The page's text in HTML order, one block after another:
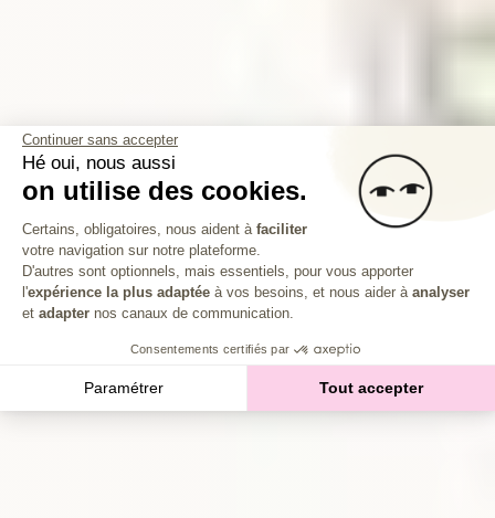
Continuer sans accepter
Hé oui, nous aussi
on utilise des cookies.
Plateforme de Gestion du
Certains, obligatoires, nous aident à faciliter
votre navigation sur notre plateforme.
D'autres sont optionnels, mais essentiels, pour vous apporter
l'expérience la plus adaptée à vos besoins, et nous aider à analyser
et adapter nos canaux de communication.
Consentements certifiés par
Paramétrer Tout accepter
Axeptio consent